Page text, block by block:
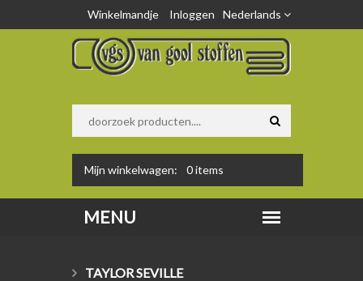
Nederlands
Winkelmandje Inloggen
Mijn winkelwagen: 0items
TAYLOR SEVILLE